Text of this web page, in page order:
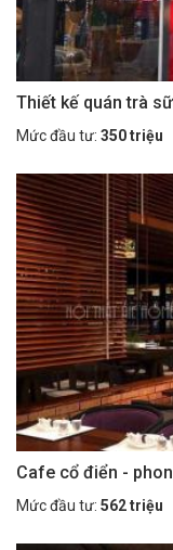
Thiết kế quán trà
Mức đầu tư: 350 triệu
Cafe cổ điển -
Mức đầu tư: 562 triệu